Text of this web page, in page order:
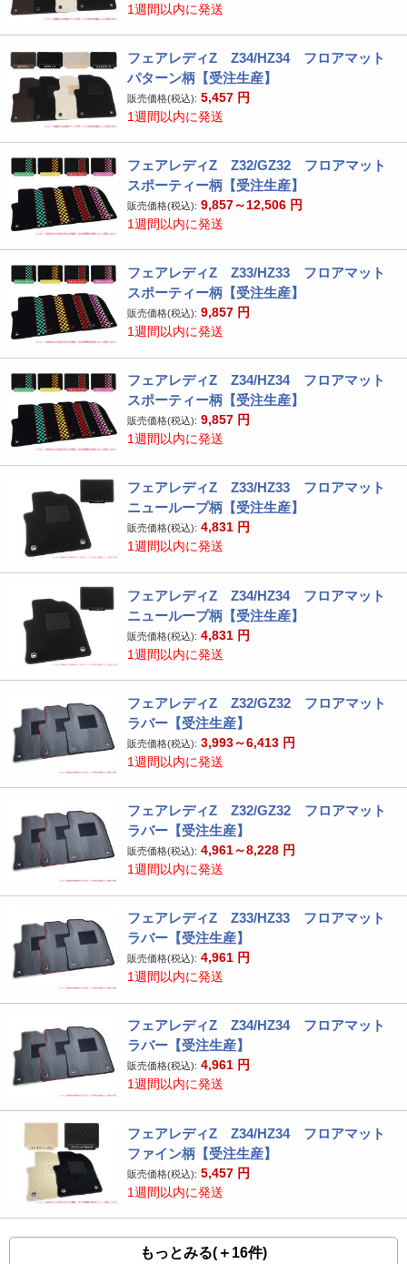
1週間以内に発送
フェアレディZ Z34/HZ34 フロアマット
パターン柄【受注生産】
販売価格(税込): 5,457 円
1週間以内に発送
フェアレディZ Z32/GZ32 フロアマット
スポーティー柄【受注生産】
販売価格(税込): 9,857～12,506 円
1週間以内に発送
フェアレディZ Z33/HZ33 フロアマット
スポーティー柄【受注生産】
販売価格(税込): 9,857 円
1週間以内に発送
フェアレディZ Z34/HZ34 フロアマット
スポーティー柄【受注生産】
販売価格(税込): 9,857 円
1週間以内に発送
フェアレディZ Z33/HZ33 フロアマット
ニューループ柄【受注生産】
販売価格(税込): 4,831 円
1週間以内に発送
フェアレディZ Z34/HZ34 フロアマット
ニューループ柄【受注生産】
販売価格(税込): 4,831 円
1週間以内に発送
フェアレディZ Z32/GZ32 フロアマット
ラバー【受注生産】
販売価格(税込): 3,993～6,413 円
1週間以内に発送
フェアレディZ Z32/GZ32 フロアマット
ラバー【受注生産】
販売価格(税込): 4,961～8,228 円
1週間以内に発送
フェアレディZ Z33/HZ33 フロアマット
ラバー【受注生産】
販売価格(税込): 4,961 円
1週間以内に発送
フェアレディZ Z34/HZ34 フロアマット
ラバー【受注生産】
販売価格(税込): 4,961 円
1週間以内に発送
フェアレディZ Z34/HZ34 フロアマット
ファイン柄【受注生産】
販売価格(税込): 5,457 円
1週間以内に発送
もっとみる(＋16件)